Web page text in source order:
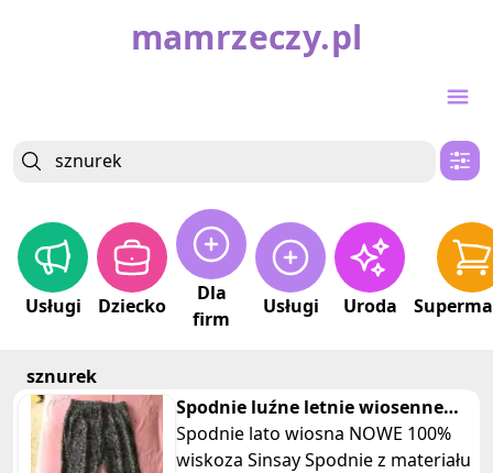
mamrzeczy.pl
Usługi Dziecko
Dla
firm
Usługi Uroda
sznurek
Spodnie luźne letnie wiosenne
wiskoza w kwiatki sinsay
Spodnie lato wiosna NOWE 100%
wiskoza Sinsay Spodnie z materiału